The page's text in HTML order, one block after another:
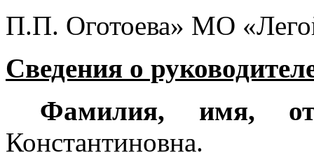
П.П. Оготоева» МО
Сведения о
Фамилия, имя,
Константиновна.